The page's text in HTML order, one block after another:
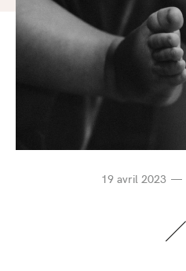
19 avril 2023